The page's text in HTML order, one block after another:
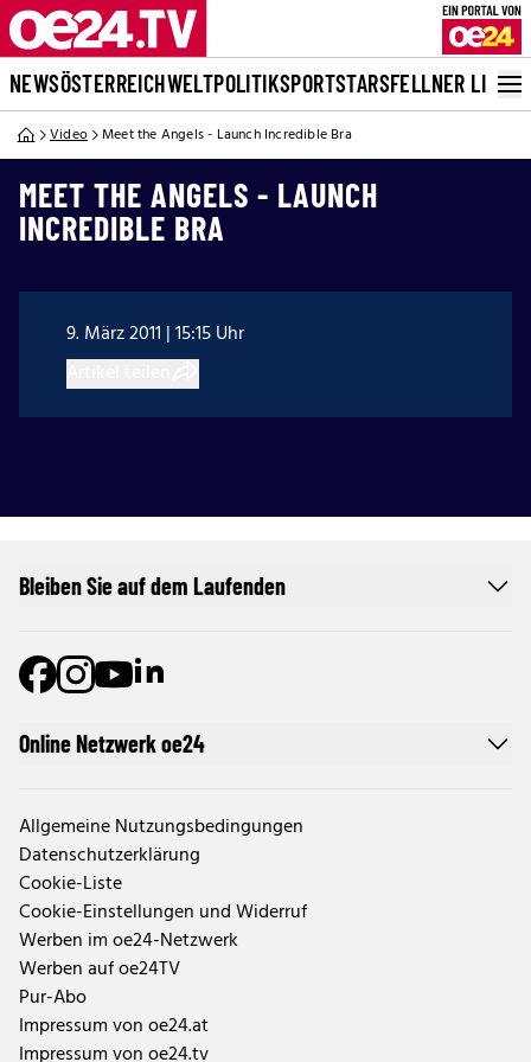
NEWSÖSTERREICHWELTPOLITIKSPORTSTARSFELLNER LIVE
Video Meet the Angels - Launch Incredible Bra
MEET THE ANGELS - LAUNCH
INCREDIBLE BRA
9. März 2011 | 15:15 Uhr
Online Netzwerk oe24
Allgemeine Nutzungsbedingungen
Datenschutzerklärung
Cookie-Liste
Cookie-Einstellungen und Widerruf
Werben im oe24-Netzwerk
Werben auf oe24TV
Pur-Abo
Impressum von oe24.at
Impressum von oe24.tv
Bleiben Sie auf dem Laufenden